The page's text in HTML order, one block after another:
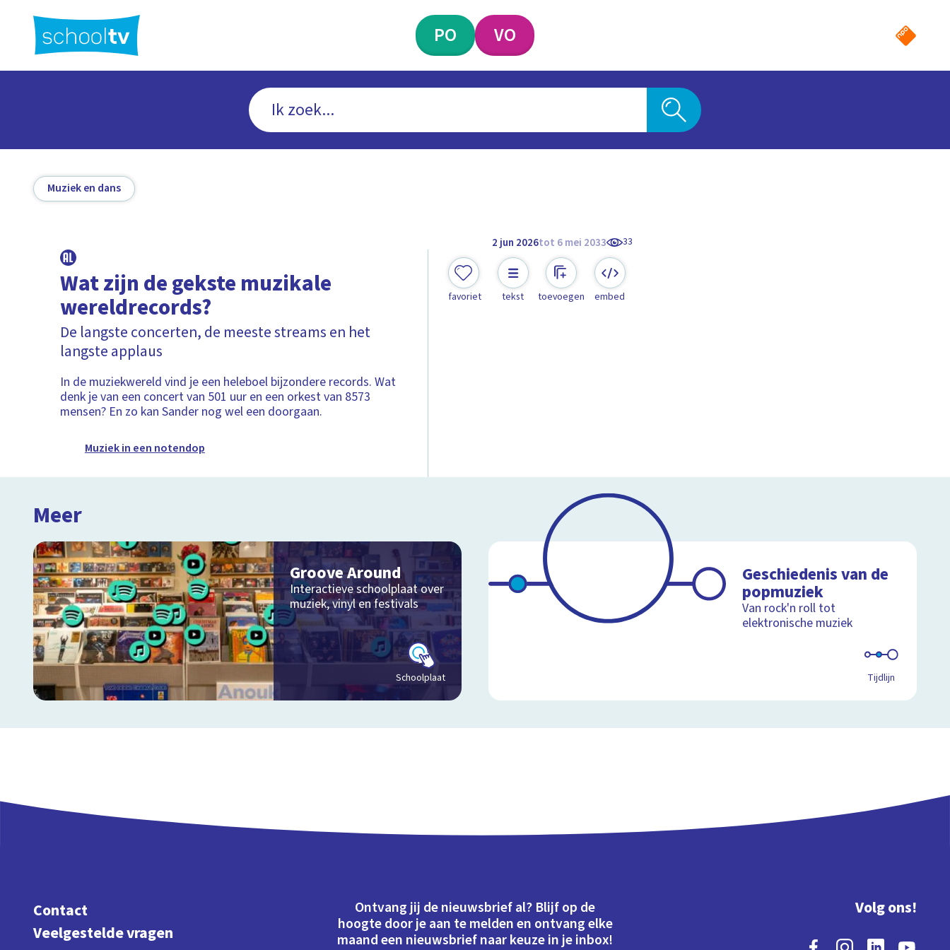
hoofdinhoud
PO VO
Muziek en dans
2 jun 2026tot 6 mei 2033 33
Wat zijn de gekste muzikale
wereldrecords?
De langste concerten, de meeste streams en het
langste applaus
In de muziekwereld vind je een heleboel bijzondere records. Wat
denk je van een concert van 501 uur en een orkest van 8573
mensen? En zo kan Sander nog wel een doorgaan.
Muziek in een notendop
favoriet tekst toevoegen embed
Meer
Groove Around
Interactieve schoolplaat over
muziek, vinyl en festivals
Schoolplaat
Geschiedenis van de
popmuziek
Van rock'n roll tot
elektronische muziek
Tijdlijn
Contact
Veelgestelde vragen
Ontvang jij de nieuwsbrief al? Blijf op de
hoogte door je aan te melden en ontvang elke
maand een nieuwsbrief naar keuze in je inbox!
Volg ons!